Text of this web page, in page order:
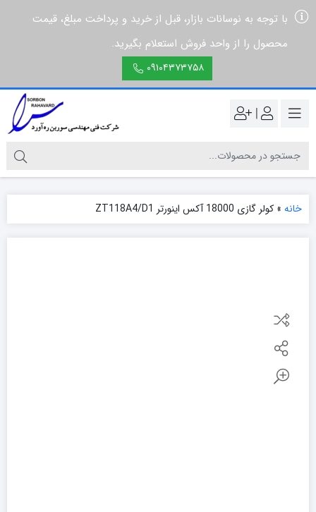
با توجه به نوسانات بازار، قبل از خرید و پرداخت مبلغ، قیمت
محصول را از واحد فروش استعلام بگیرید.
۰۹۱۰۴۳۷۳۷۵۸
|
خانه » کولر گازی 18000 آکس اینورتر ZT118A4/D1